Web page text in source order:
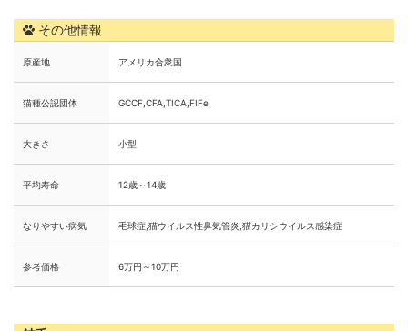
その他情報
原産地 アメリカ合衆国
猫種公認団体 GCCF,CFA,TICA,FIFe
大きさ 小型
平均寿命 12歳～14歳
なりやすい病気 毛球症,猫ウイルス性鼻気管炎,猫カリシウイルス感染症
参考価格 6万円～10万円